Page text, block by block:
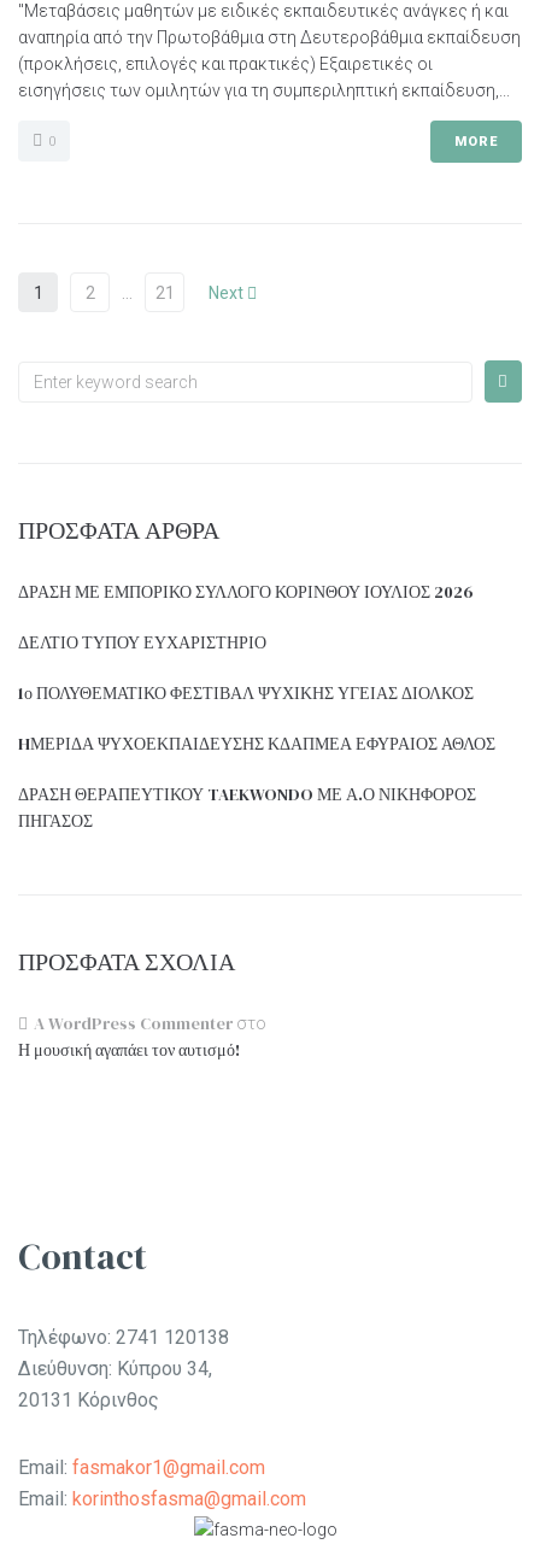
"Μεταβάσεις μαθητών με ειδικές εκπαιδευτικές ανάγκες ή και
αναπηρία από την Πρωτοβάθμια στη Δευτεροβάθμια εκπαίδευση
(προκλήσεις, επιλογές και πρακτικές) Εξαιρετικές οι
εισηγήσεις των ομιλητών για τη συμπεριληπτική εκπαίδευση,...
0 MORE
1 2 21 Next
ΠΡΌΣΦΑΤΑ ΆΡΘΡΑ
ΔΡΑΣΗ ΜΕ ΕΜΠΟΡΙΚΟ ΣΥΛΛΟΓΟ ΚΟΡΙΝΘΟΥ ΙΟΥΛΙΟΣ 2026
ΔΕΛΤΙΟ ΤΥΠΟΥ ΕΥΧΑΡΙΣΤΗΡΙΟ
1ο ΠΟΛΥΘΕΜΑΤΙΚΟ ΦΕΣΤΙΒΑΛ ΨΥΧΙΚΗΣ ΥΓΕΙΑΣ ΔΙΟΛΚΟΣ
HΜΕΡΙΔΑ ΨΥΧΟΕΚΠΑΙΔΕΥΣΗΣ ΚΔΑΠΜΕΑ ΕΦΥΡΑΙΟΣ ΑΘΛΟΣ
ΔΡΑΣΗ ΘΕΡΑΠΕΥΤΙΚΟΥ TAEKWONDO ΜΕ Α.Ο ΝΙΚΗΦΟΡΟΣ
ΠΗΓΑΣΟΣ
ΠΡΌΣΦΑΤΑ ΣΧΌΛΙΑ
A WordPress Commenter στο
Η μουσική αγαπάει τον αυτισμό!
Contact
Τηλέφωνο: 2741 120138
Διεύθυνση: Κύπρου 34,
20131 Κόρινθος
Email: fasmakor1@gmail.com
Email: korinthosfasma@gmail.com